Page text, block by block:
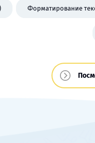
Форматирование